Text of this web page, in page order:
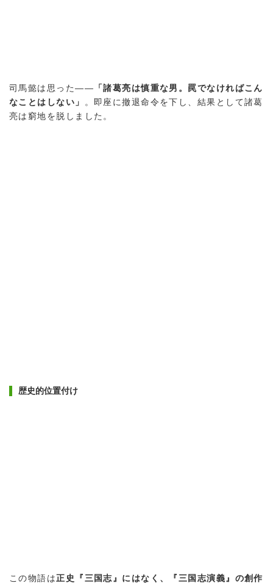
司馬懿は思った—— 「諸葛亮は慎重な男。罠でなければこん
なことはしない」
。即座に撤退命令を下し、結果として諸葛
亮は窮地を脱しました。
歴史的位置付け
この物語は正史『三国志』にはなく、『三国志演義』の創作